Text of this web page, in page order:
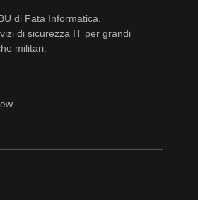
di Fata Informatica.
di sicurezza IT per grandi
militari.